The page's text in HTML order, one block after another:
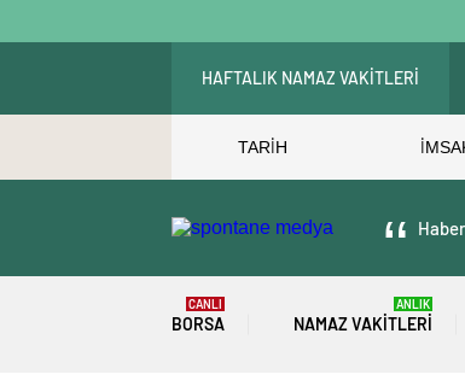
HAFTALIK NAMAZ VAKİTLERİ
TARİH
BORSA
CANLI
NAMAZ VAKITLERI
ANLIK